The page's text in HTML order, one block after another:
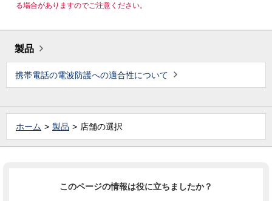
る場合がありますのでご注意ください。
製品
携帯電話の電波防護への適合性について
ホーム 製品 店舗の選択
このページの情報は役に立ちましたか？